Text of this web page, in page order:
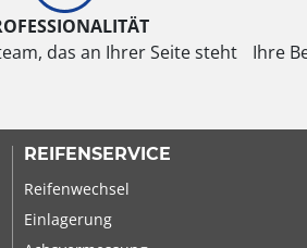
das an Ihrer Seite steht
Ihre
REIFENSERVICE
Reifenwechsel
Einlagerung